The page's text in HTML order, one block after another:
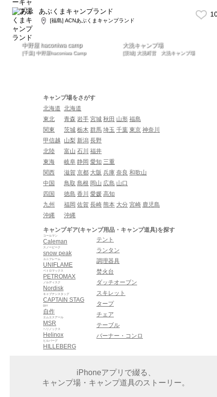
あぶくまキャンプランド
[福島] ACNあぶくまキャンプランド
中野屋 haconiwa camp
[千葉] 中野屋haconiwa Camp
大洗キャンプ場
[茨城] 大洗町営 大洗キャンプ場
キャンプ場をさがす
北海道 北海道
東北
青森 岩手 宮城 秋田 山形 福島
関東
茨城 栃木 群馬 埼玉 千葉 東京 神奈川
甲信越
山梨 新潟 長野
北陸
富山 石川 福井
東海
岐阜 静岡 愛知 三重
関西
滋賀 京都 大阪 兵庫 奈良 和歌山
中国
鳥取 島根 岡山 広島 山口
四国
徳島 香川 愛媛 高知
九州
福岡 佐賀 長崎 熊本 大分 宮崎 鹿児島
沖縄
沖縄
キャンプギア(キャンプ用品・キャンプ道具)を探す
Caleman
コールマン
snow peak
スノーピーク
UNIFLAME
ユニフレーム
PETROMAX
ペトロマックス
Nordisk
ノルディスク
CAPTAIN STAG
キャプテンスタッグ
自作
DIY
MSR
エムエスアール
Helinox
ヘリノックス
HILLEBERG
ヒルバーグ
テント
ランタン
調理器具
焚火台
ダッチオーブン
スキレット
タープ
チェア
テーブル
バーナー・コンロ
iPhoneアプリで綴る、
キャンプ場・キャンプ道具のストーリー。